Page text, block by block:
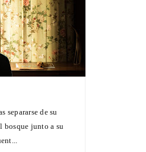
separarse de su
bosque junto a su